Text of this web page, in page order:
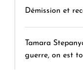
Démission et
Tamara
guerre, on est